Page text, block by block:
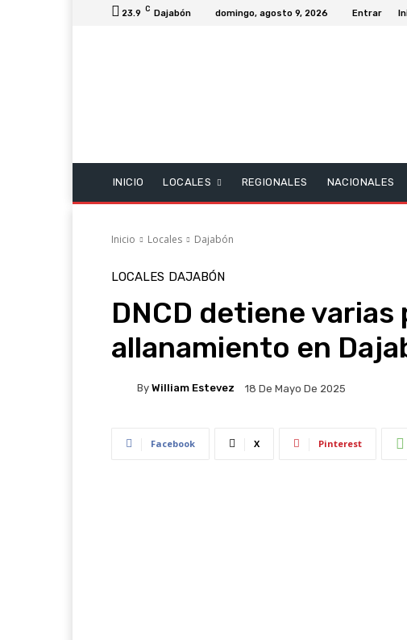
23.9 C Dajabón domingo, agosto 9, 2026 Entrar
INICIO LOCALES REGIONALES NACIONALES
Inicio Locales Dajabón
LOCALES DAJABÓN
DNCD detiene
allanamiento en
By William Estevez 18 De Mayo De 2025
Facebook X Pinterest